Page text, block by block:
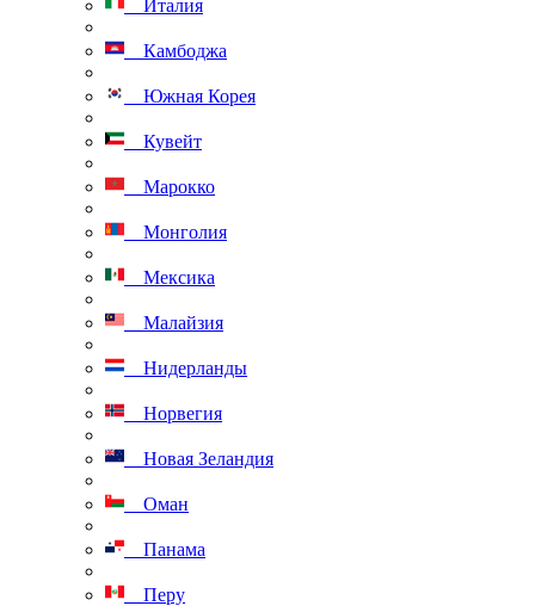
Италия
Камбоджа
Южная Корея
Кувейт
Марокко
Монголия
Мексика
Малайзия
Нидерланды
Норвегия
Новая Зеландия
Оман
Панама
Перу